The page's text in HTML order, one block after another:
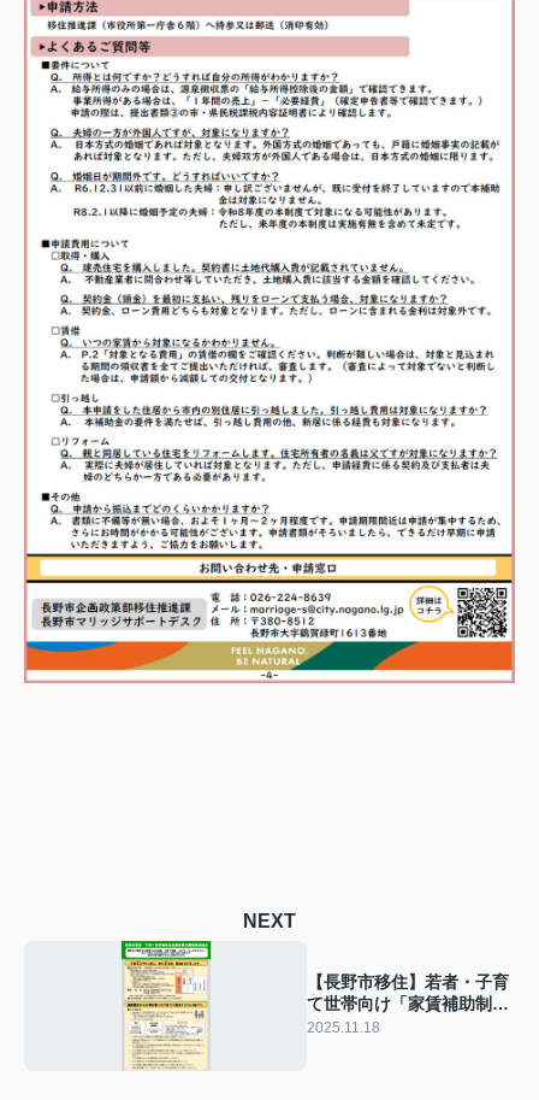
NEXT
【長野市移住】若者・子育
て世帯向け「家賃補助制
度」をわかりやすく解説し
2025.11.18